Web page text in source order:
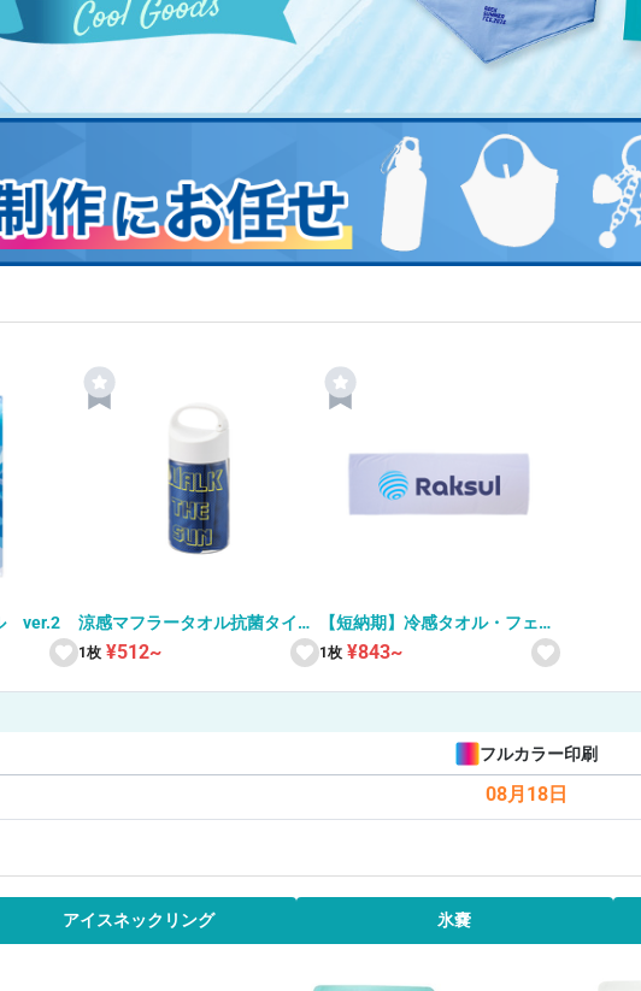
ver.2
涼感マフラータオル抗菌タイプ
（ボトルケース付）
1枚 ¥512~
【短納期】冷感タオル・フェイ
ス 全面フルカラー昇華転写対応
1枚 ¥843~
フルカラー印刷
08月18日
アイスネックリング 氷嚢